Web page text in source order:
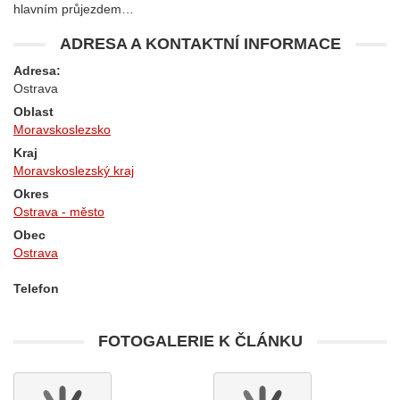
hlavním průjezdem…
ADRESA A KONTAKTNÍ INFORMACE
Adresa:
Ostrava
Oblast
Moravskoslezsko
Kraj
Moravskoslezský kraj
Okres
Ostrava - město
Obec
Ostrava
Telefon
FOTOGALERIE K ČLÁNKU